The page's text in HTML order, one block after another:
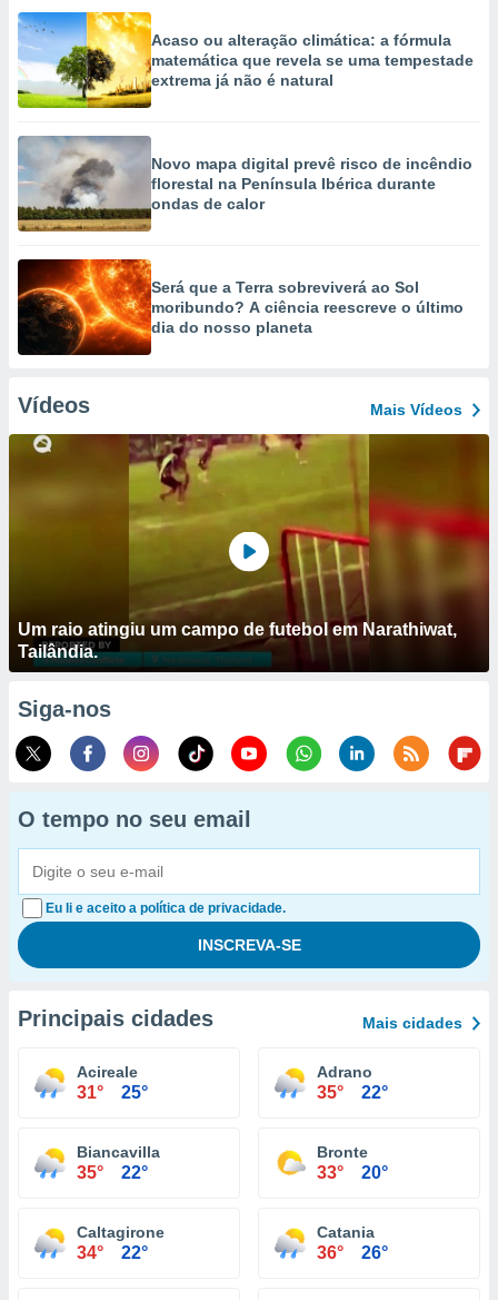
Acaso ou alteração climática: a fórmula
matemática que revela se uma tempestade
extrema já não é natural
Novo mapa digital prevê risco de incêndio
florestal na Península Ibérica durante
ondas de calor
Será que a Terra sobreviverá ao Sol
moribundo? A ciência reescreve o último
dia do nosso planeta
Vídeos Mais Vídeos
Um raio atingiu um campo de futebol em Narathiwat,
Tailândia.
Siga-nos
O tempo no seu email
Eu li e aceito a política de privacidade.
Principais cidades Mais cidades
Acireale
31° 25°
Adrano
35° 22°
Biancavilla
35° 22°
Bronte
33° 20°
Caltagirone
34° 22°
Catania
36° 26°